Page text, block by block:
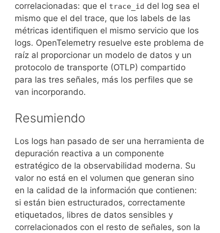
correlacionadas: que el trace_id del log sea el
mismo que el del trace, que los labels de las
métricas identifiquen el mismo servicio que los
logs. OpenTelemetry resuelve este problema de
raíz al proporcionar un modelo de datos y un
protocolo de transporte (OTLP) compartido
para las tres señales, más los perfiles que se
van incorporando.
Resumiendo
Los logs han pasado de ser una herramienta de
depuración reactiva a un componente
estratégico de la observabilidad moderna. Su
valor no está en el volumen que generan sino
en la calidad de la información que contienen:
si están bien estructurados, correctamente
etiquetados, libres de datos sensibles y
correlacionados con el resto de señales, son la